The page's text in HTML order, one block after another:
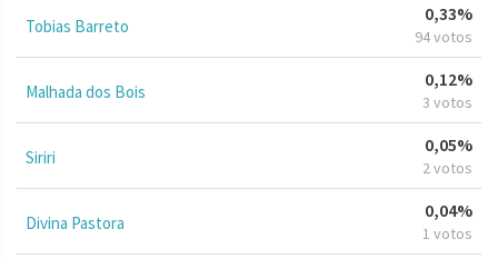
Tobias Barreto
0,33%
94 votos
Malhada dos Bois
0,12%
3 votos
Siriri
0,05%
2 votos
Divina Pastora
0,04%
1 votos